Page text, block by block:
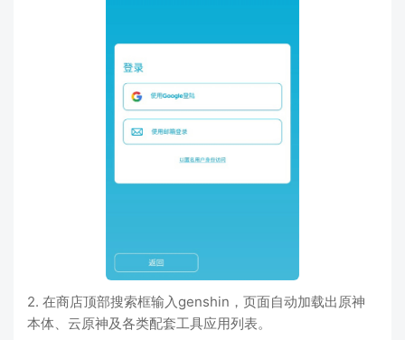
2. 在商店顶部搜索框输入genshin，页面自动加载出原神
本体、云原神及各类配套工具应用列表。